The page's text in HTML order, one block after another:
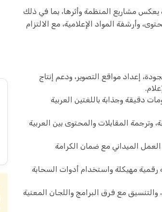
مشاريع المنظمة وأثرها، بما في ذلك
وأرشفة المواد الإعلامية، مع الالتزام
إعداد مواقع التصوير، ودعم إنتاج
دقيقة وجذابة باللغتين العربية
المقابلات والمحتوى بين العربية
الميداني مع ضمان الكرامة
مهيكلة واستخدام أدوات السحابة
والتنسيق مع فرق البرامج واللجان المعنية